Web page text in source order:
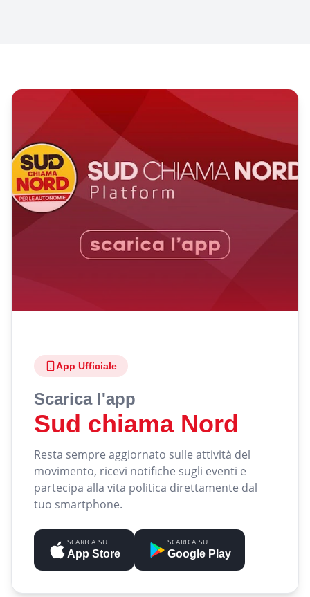
App Ufficiale
Scarica l'app
Sud chiama Nord
Resta sempre aggiornato sulle attività del
movimento, ricevi notifiche sugli eventi e
partecipa alla vita politica direttamente dal
tuo smartphone.
SCARICA SU
App Store
SCARICA SU
Google Play